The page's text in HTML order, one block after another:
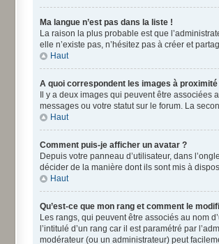
Ma langue n’est pas dans la liste !
La raison la plus probable est que
elle n’existe pas, n’hésitez pas à créer et
Haut
A quoi correspondent les images à proximité
Il y a deux images qui peuvent être associées
messages ou votre statut sur le forum. La
Haut
Comment puis-je afficher un avatar ?
Depuis votre panneau d’utilisateur, dans
décider de la manière dont ils sont mis à
Haut
Qu’est-ce que mon rang et comment le
Les rangs, qui peuvent être associés au nom
l’intitulé d’un rang car il est paramétré par
modérateur (ou un administrateur) peut